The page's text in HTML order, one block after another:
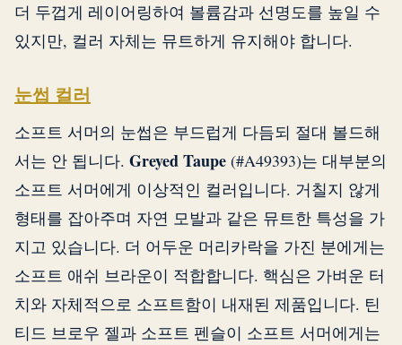
더 두껍게 레이어링하여 볼륨감과 선명도를 높일 수
있지만, 컬러 자체는 뮤트하게 유지해야 합니다.
눈썹 컬러
소프트 서머의 눈썹은 부드럽게 다듬되 절대 볼드해
서는 안 됩니다. Greyed Taupe (#A49393)는 대부분의
소프트 서머에게 이상적인 컬러입니다. 거칠지 않게
형태를 잡아주며 자연 모발과 같은 뮤트한 특성을 가
지고 있습니다. 더 어두운 머리카락을 가진 분에게는
소프트 애쉬 브라운이 적합합니다. 핵심은 가벼운 터
치와 자체적으로 소프트함이 내재된 제품입니다. 틴
티드 브로우 젤과 소프트 펜슬이 소프트 서머에게는